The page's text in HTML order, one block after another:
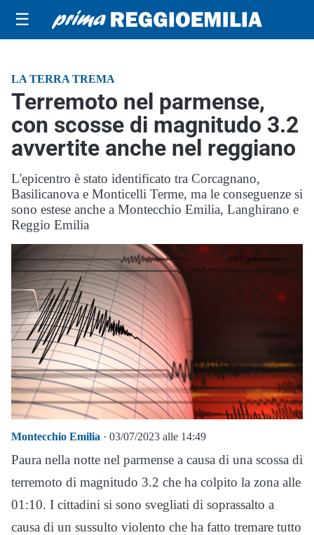
☰
LA TERRA TREMA
Terremoto nel parmense,
con scosse di magnitudo 3.2
avvertite anche nel reggiano
L'epicentro è stato identificato tra Corcagnano,
Basilicanova e Monticelli Terme, ma le conseguenze si
sono estese anche a Montecchio Emilia, Langhirano e
Reggio Emilia
Montecchio Emilia · 03/07/2023 alle 14:49
Paura nella notte nel parmense a causa di una scossa di
terremoto di magnitudo 3.2 che ha colpito la zona alle
01:10. I cittadini si sono svegliati di soprassalto a
causa di un sussulto violento che ha fatto tremare tutto